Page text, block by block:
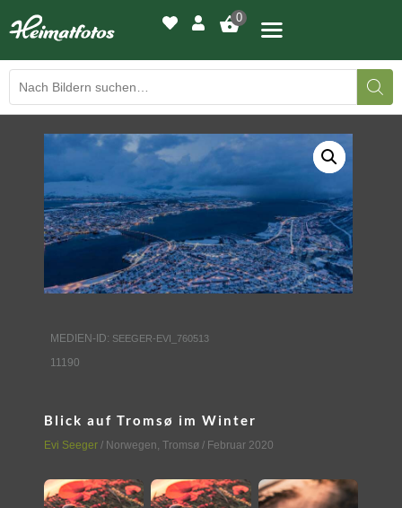
0
BILDERGALERIE
DRUCKQUALITÄTEN
LED-LEUCHTBILDER
WIR DRUCKEN IHR BILD
MEDIEN-ID: SEEGER-EVI_760513
11190
Blick auf Tromsø im Winter
Evi Seeger / Norwegen, Tromsø / Februar 2020